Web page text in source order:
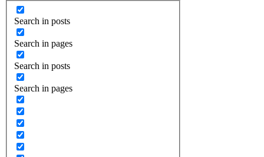
Search in posts
Search in pages
Search in posts
Search in pages